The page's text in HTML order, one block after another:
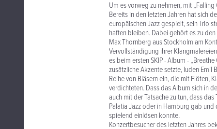
Um es vorweg zu nehmen, mit
Bereits in den letzten Jahren hat sich
europäischen Jazz gespielt, sein Trio
haften bleiben. Dabei gehört es zu
Max Thornberg aus Stockholm am
Vervollständigung ihrer
es beim ersten SKIP - Album -
zusätzliche Akzente setzte, luden Emil
Reihe von Bläsern ein, die mit Flöten,
verdichteten. Dass das Album sich in
auch mit der Tatsache zu tun, dass
Palatia Jazz oder in Hamburg gab
spielend einlösen konnte.
Konzertbesucher des letzten Jahres